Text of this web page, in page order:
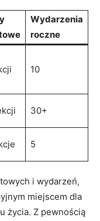
Wydarzenia
roczne
10
30+
5
i wydarzeń,
miejscem dla
życia. Z pewnością